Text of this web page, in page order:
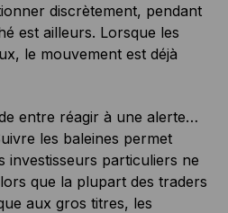
discrètement, pendant
est ailleurs. Lorsque les
le mouvement est déjà
entre réagir à une alerte…
les baleines permet
investisseurs particuliers ne
que la plupart des traders
aux gros titres, les